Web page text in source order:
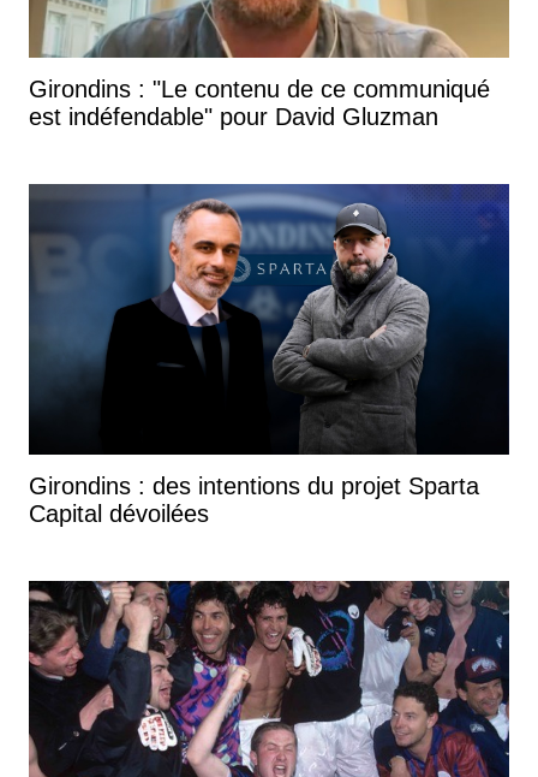
Girondins : "Le contenu de ce communiqué
est indéfendable" pour David Gluzman
Girondins : des intentions du projet Sparta
Capital dévoilées